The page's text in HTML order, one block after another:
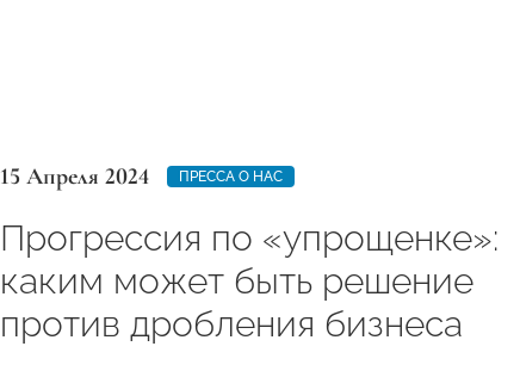
15 Апреля 2024 ПРЕССА О НАС
Прогрессия по «упрощенке»:
каким может быть решение
против дробления бизнеса